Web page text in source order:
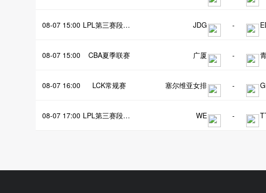
08-07 15:00 LPL第三赛段登峰组 JDG -
08-07 15:00 CBA夏季联赛 广厦 -
08-07 16:00 LCK常规赛 塞尔维亚女排 -
08-07 17:00 LPL第三赛段登峰组 WE -